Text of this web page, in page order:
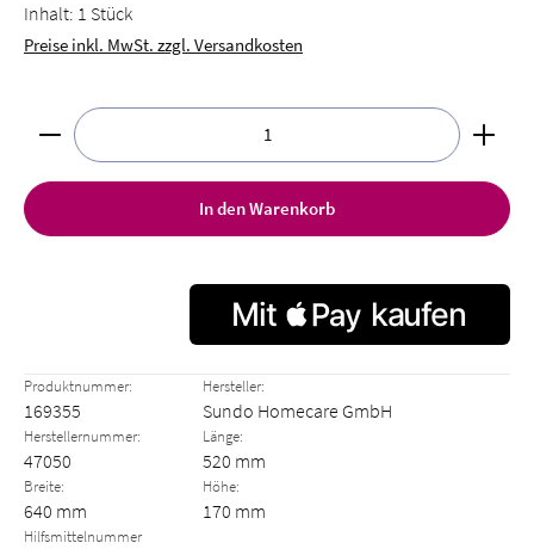
Inhalt: 1 Stück
Preise inkl. MwSt. zzgl. Versandkosten
Produkt Anzahl: Gib den gewünschten Wert ein oder
In den Warenkorb
Produktnummer:
169355
Hersteller:
Sundo Homecare GmbH
Herstellernummer:
47050
Länge:
520 mm
Breite:
640 mm
Höhe:
170 mm
Hilfsmittelnummer